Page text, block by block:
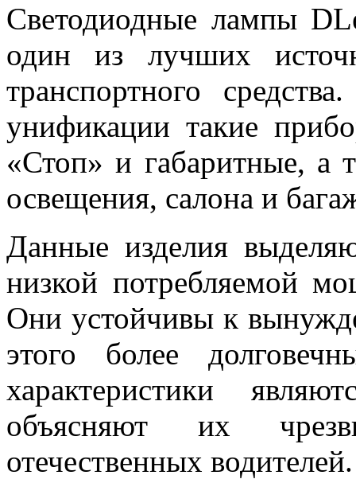
Светодиодные лампы
один из лучших
транспортного
унификации такие
«Стоп» и габаритные, а
освещения, салона и
Данные изделия
низкой потребляемой
Они устойчивы к
этого более
характеристики
объясняют их
отечественных водителей.